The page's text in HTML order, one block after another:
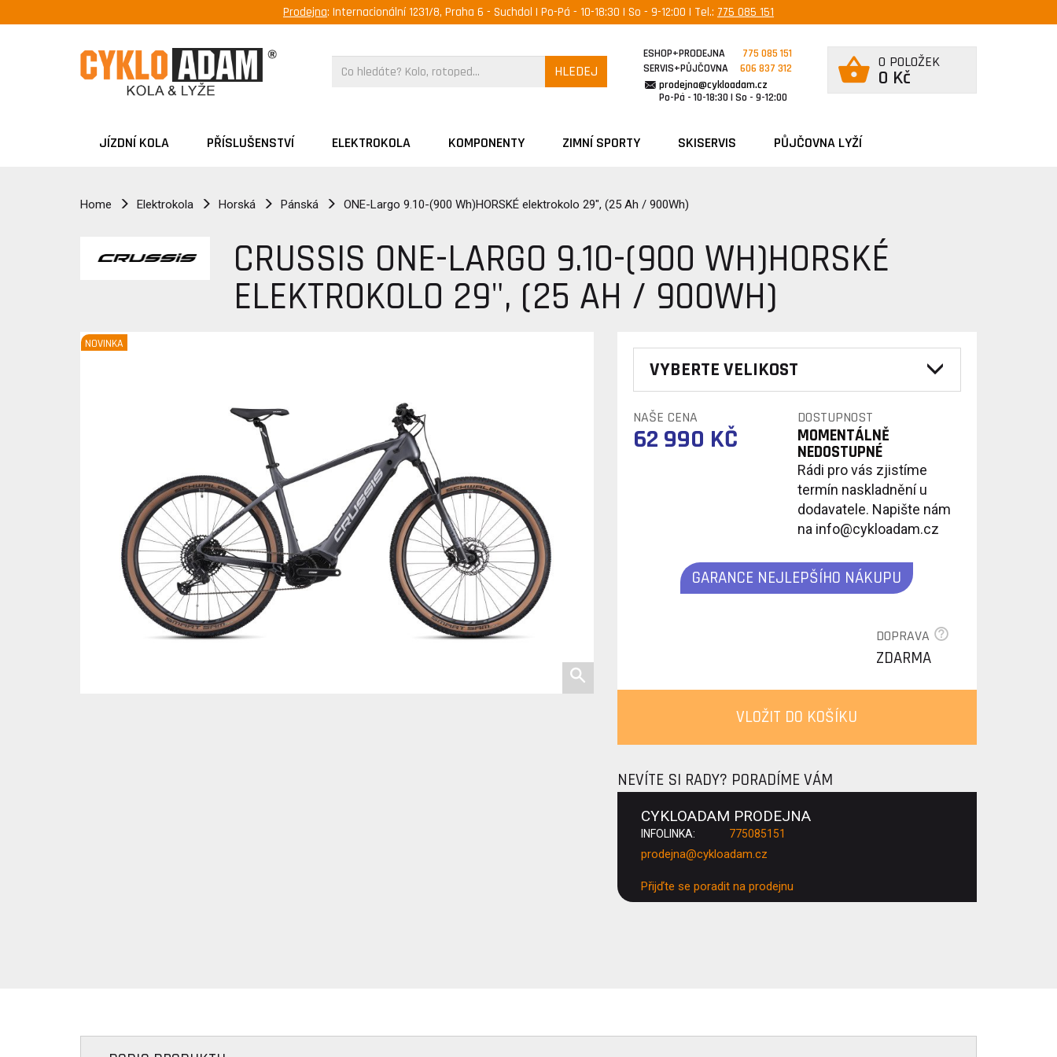
Prodejna: Internacionální 1231/8, Praha 6 - Suchdol | Po-Pá - 10-18:30 | So - 9-12:00 | Tel.: 775 085 151
HLEDEJ
ESHOP+PRODEJNA
775 085 151
SERVIS+PŮJČOVNA
606 837 312
prodejna@cykloadam.cz
Po-Pá - 10-18:30 | So - 9-12:00
0 POLOŽEK
0 Kč
JÍZDNÍ KOLA PŘÍSLUŠENSTVÍ ELEKTROKOLA KOMPONENTY ZIMNÍ SPORTY SKISERVIS PŮJČOVNA LYŽÍ
Home Elektrokola Horská Pánská ONE-Largo 9.10-(900 Wh)HORSKÉ elektrokolo 29", (25 Ah / 900Wh)
CRUSSIS ONE-LARGO 9.10-(900 WH)HORSKÉ
ELEKTROKOLO 29", (25 AH / 900WH)
NOVINKA
VYBERTE VELIKOST
NAŠE CENA DOSTUPNOST
62 990 KČ MOMENTÁLNĚ
NEDOSTUPNÉ
Rádi pro vás zjistíme
termín naskladnění u
dodavatele. Napište nám
na info@cykloadam.cz
GARANCE NEJLEPŠÍHO NÁKUPU
DOPRAVA
ZDARMA
VLOŽIT DO KOŠÍKU
NEVÍTE SI RADY? PORADÍME VÁM
CYKLOADAM PRODEJNA
INFOLINKA: 775085151
prodejna@cykloadam.cz
Přijďte se poradit na prodejnu